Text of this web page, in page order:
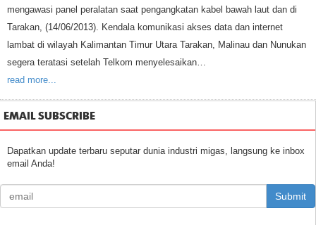
mengawasi panel peralatan saat pengangkatan kabel bawah laut dan di
Tarakan, (14/06/2013). Kendala komunikasi akses data dan internet
lambat di wilayah Kalimantan Timur Utara Tarakan, Malinau dan Nunukan
segera teratasi setelah Telkom menyelesaikan…
read more...
EMAIL SUBSCRIBE
Dapatkan update terbaru seputar dunia industri migas, langsung ke inbox
email Anda!
Submit